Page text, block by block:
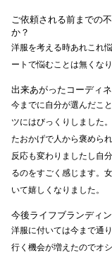
ご依頼される前までの
か？
洋服を考える時あれこれ
ートで悩むことは無くな
出来あがったコーディ
今までに自分が選んだこ
ツにはびっくりしました
たおかげで人から褒めら
反応も変わりましたし自
るのをすごく感じます。
いて嬉しくなりました。
今後ライフブランディ
洋服に付いては今まで通
行く機会が増えたのでオ